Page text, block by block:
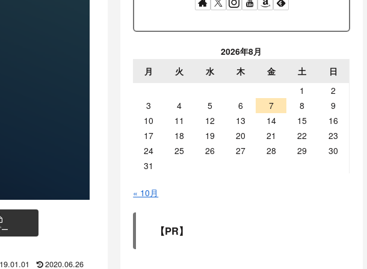
2020.06.26
2026年8月
月
火 水 木 金 土
日
1
2
3
4 5 6 7 8
9
10
11 12 13 14 15
16
17
18 19 20 21 22
23
24
25 26 27 28 29
30
31
« 10月
【PR】